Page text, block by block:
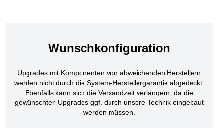
Wunschkonfiguration
Upgrades mit Komponenten von abweichenden Herstellern
werden nicht durch die System-Herstellergarantie abgedeckt.
Ebenfalls kann sich die Versandzeit verlängern, da die
gewünschten Upgrades ggf. durch unsere Technik eingebaut
werden müssen.